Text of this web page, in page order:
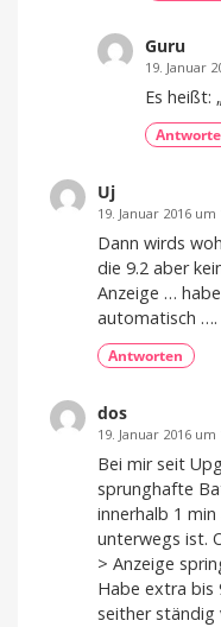
Guru
19. Januar
Es heißt:
Uj
19. Januar 2016 um
Dann wirds
die 9.2 aber
Anzeige …
automatisch ….
Antworten
dos
19. Januar 2016 um
Bei mir seit
sprunghafte
innerhalb 1
unterwegs ist.
> Anzeige
Habe extra
seither ständig